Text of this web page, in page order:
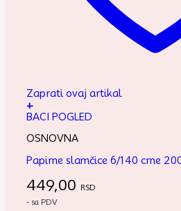
Zaprati ovaj artikal
+
BACI POGLED
OSNOVNA
Papirne slamčice 6/140 crne
449,00 RSD
- sa PDV